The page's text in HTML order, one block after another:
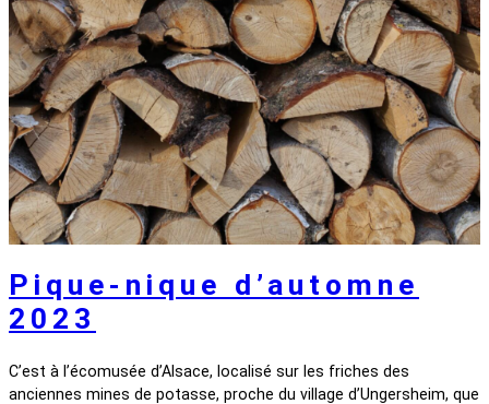
Pique-nique d’automne
2023
C’est à l’écomusée d’Alsace, localisé sur les friches des
anciennes mines de potasse, proche du village d’Ungersheim, que